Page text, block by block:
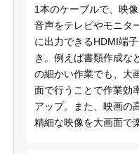
1本のケーブルで、映像
音声をテレビやモニタ
に出力できるHDMI端
き。例えば書類作成な
の細かい作業でも、大
面で行うことで作業効
アップ。また、映画の
精細な映像を大画面で